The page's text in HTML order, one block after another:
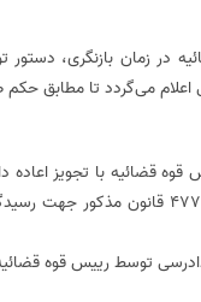
در زمان بازنگری،
می‌گردد تا مطابق حکم
قضائیه با تجویز
قضایی در اجرای ماده 477
دادرسی توسط رییس قوه